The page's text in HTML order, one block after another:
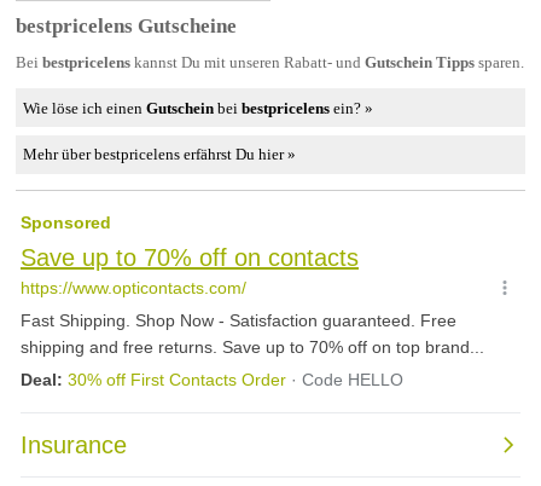
bestpricelens Gutscheine
Bei bestpricelenskannst Du mit unseren Rabatt- und Gutschein Tippssparen.
Wie löse ich einenGutschein beibestpricelens ein? »
Mehr über bestpricelens erfährst Du hier »